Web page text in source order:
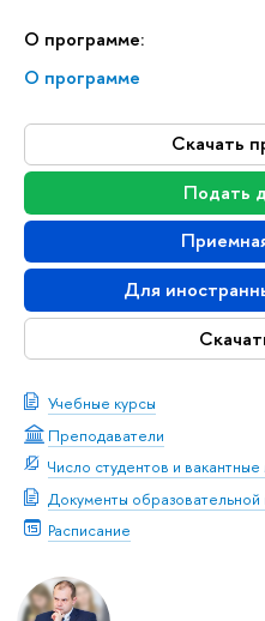
О программе:
О программе
Скачать
Подать
Для
Учебные курсы
Преподаватели
Число студентов и вакантные
Документы
Расписание